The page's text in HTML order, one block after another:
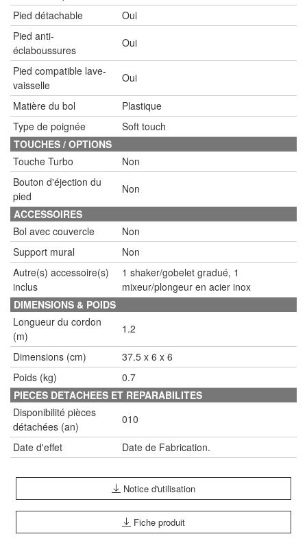
Pied détachable
Oui
Pied anti-
éclaboussures
Oui
Pied compatible lave-
vaisselle
Oui
Matière du bol
Plastique
Type de poignée
Soft touch
TOUCHES / OPTIONS
Touche Turbo
Non
Bouton d'éjection du
pied
Non
ACCESSOIRES
Bol avec couvercle
Non
Support mural
Non
Autre(s) accessoire(s)
inclus
1 shaker/gobelet gradué, 1
mixeur/plongeur en acier inox
DIMENSIONS & POIDS
Longueur du cordon
(m)
1.2
Dimensions (cm)
37.5 x 6 x 6
Poids (kg)
0.7
PIECES DETACHEES ET REPARABILITES
Disponibilité pièces
détachées (an)
010
Date d'effet Date de Fabrication.
Notice d'utilisation
Fiche produit